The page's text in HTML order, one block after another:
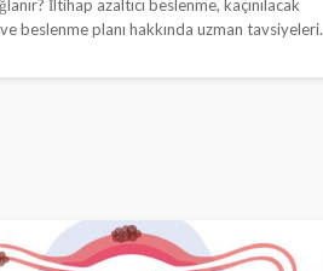
İltihap azaltıcı beslenme, kaçınılacak
beslenme planı hakkında uzman tavsiyeleri.